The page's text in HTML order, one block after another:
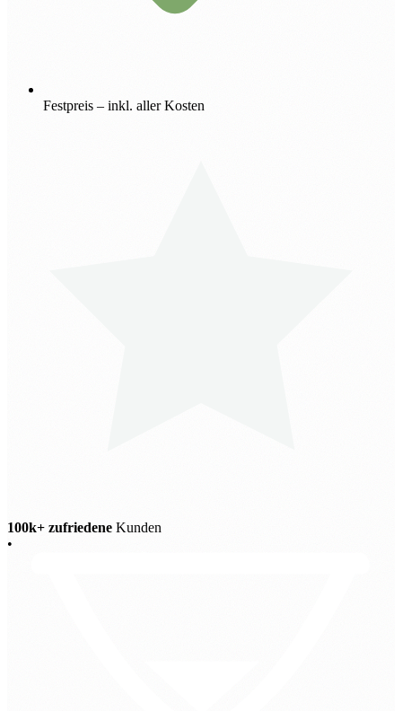
Festpreis – inkl. aller Kosten
100k+ zufriedene Kunden
•